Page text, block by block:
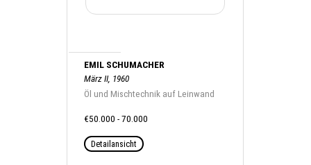
EMIL SCHUMACHER
März II, 1960
Öl und Mischtechnik auf Leinwand
€50.000 - 70.000
Detailansicht